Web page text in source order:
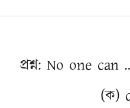
প্রশ্ন: No one
(ক)